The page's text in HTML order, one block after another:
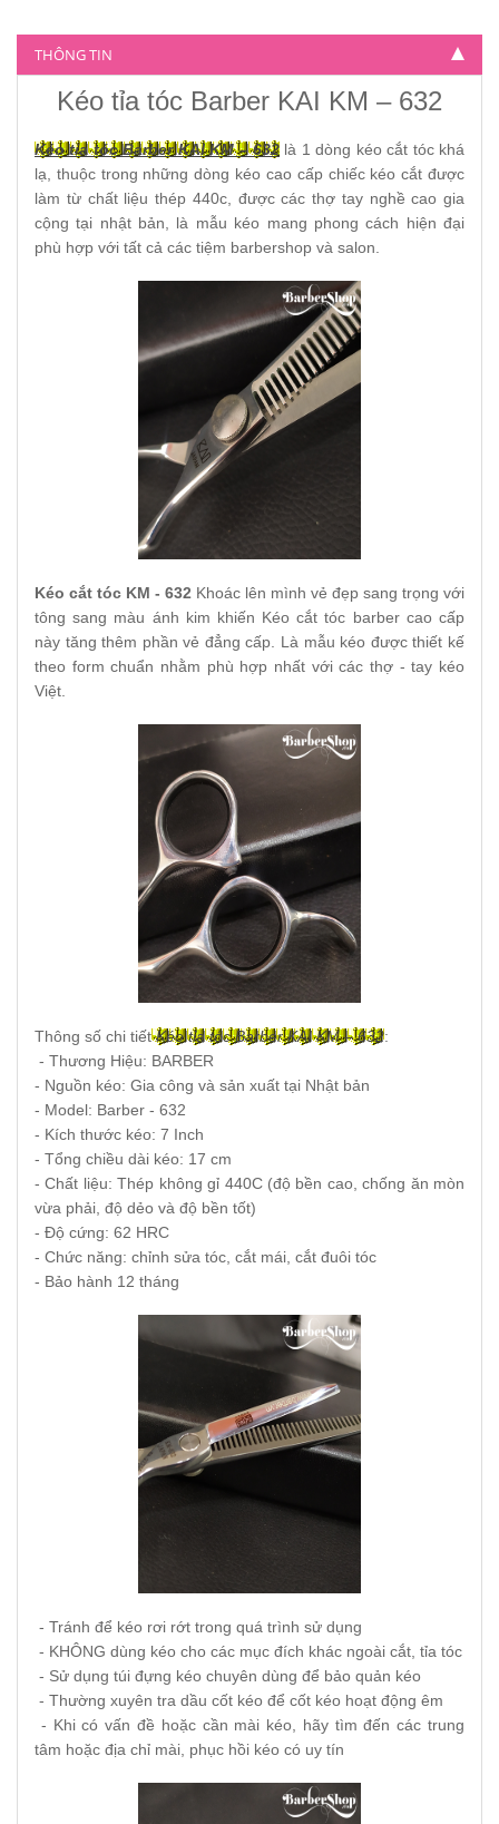
Kéo tỉa tóc Barber Wolf trắng BW-601
THÔNG TIN
Kéo tỉa tóc Barber KAI KM – 632
Kéo tỉa tóc Barber KAI KM – 632 là 1 dòng kéo cắt tóc khá
lạ, thuộc trong những dòng kéo cao cấp chiếc kéo cắt được
làm từ chất liệu thép 440c, được các thợ tay nghề cao gia
cộng tại nhật bản, là mẫu kéo mang phong cách hiện đại
phù hợp với tất cả các tiệm barbershop và salon.
Kéo cắt tóc KM - 632 Khoác lên mình vẻ đẹp sang trọng với
tông sang màu ánh kim khiến Kéo cắt tóc barber cao cấp
này tăng thêm phần vẻ đẳng cấp. Là mẫu kéo được thiết kế
theo form chuẩn nhằm phù hợp nhất với các thợ - tay kéo
Việt.
Thông số chi tiếtKéo tỉa tóc Barber KAI KM – 632:
- Thương Hiệu: BARBER
- Nguồn kéo: Gia công và sản xuất tại Nhật bản
- Model: Barber - 632
- Kích thước kéo: 7 Inch
- Tổng chiều dài kéo: 17 cm
- Chất liệu: Thép không gỉ 440C (độ bền cao, chống ăn mòn
vừa phải, độ dẻo và độ bền tốt)
- Độ cứng: 62 HRC
- Chức năng: chỉnh sửa tóc, cắt mái, cắt đuôi tóc
- Bảo hành 12 tháng
- Tránh để kéo rơi rớt trong quá trình sử dụng
- KHÔNG dùng kéo cho các mục đích khác ngoài cắt, tỉa tóc
- Sử dụng túi đựng kéo chuyên dùng để bảo quản kéo
- Thường xuyên tra dầu cốt kéo để cốt kéo hoạt động êm
- Khi có vấn đề hoặc cần mài kéo, hãy tìm đến các trung
tâm hoặc địa chỉ mài, phục hồi kéo có uy tín